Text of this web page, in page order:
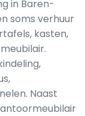
in Baren-
soms verhuur
kasten,
Naast